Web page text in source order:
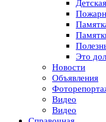
Это
Новости
Объявления
Видео
Видео